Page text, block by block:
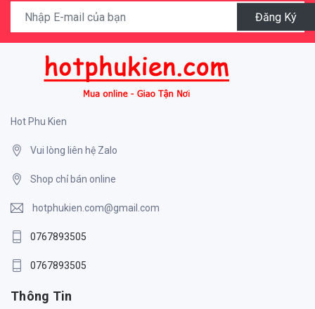
Đăng Ký
Hot Phu Kien
Vui lòng liên hệ Zalo
Shop chỉ bán online
hotphukien.com@gmail.com
0767893505
0767893505
Thông Tin